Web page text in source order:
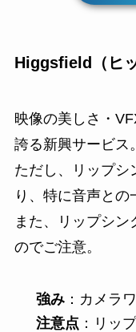
Higgsfield（ヒ
映像の美しさ・
誇る新興サービス。
ただし、リップシ
り、特に音声との
また、リップシ
のでご注意。
強み：カメラ
注意点 ：リッ